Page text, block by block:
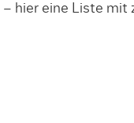
– hier eine Liste mit